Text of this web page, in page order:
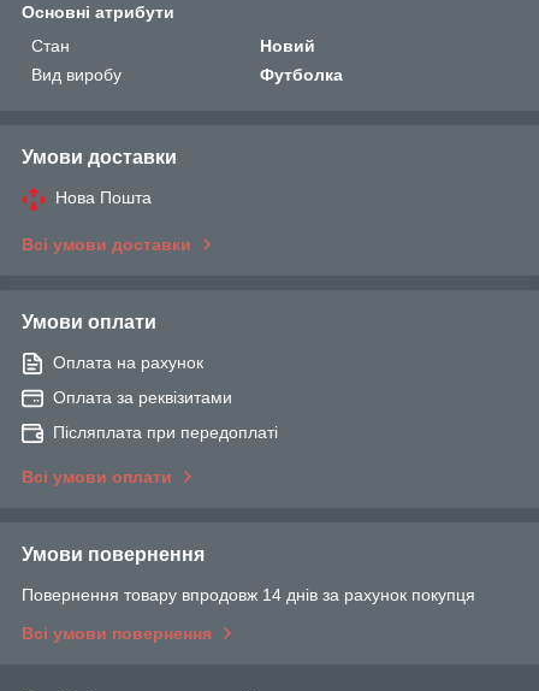
Основні атрибути
Стан
Новий
Вид виробу
Футболка
Умови доставки
Нова Пошта
Всі умови доставки
Умови оплати
Оплата на рахунок
Оплата за реквізитами
Післяплата при передоплаті
Всі умови оплати
Умови повернення
Повернення товару впродовж 14 днів за рахунок покупця
Всі умови повернення